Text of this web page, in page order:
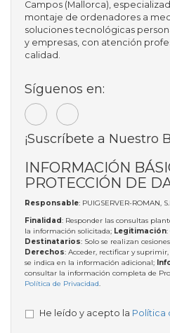
Campos (Mallorca),
montaje de ordenadores a
soluciones tecnológicas
y empresas, con atención
calidad.
Síguenos en:
¡Suscríbete a Nuestro
INFORMACIÓN
PROTECCIÓN DE
Responsable: PUIGSERVER-ROMAN,
Finalidad: Responder las consultas
la información solicitada; Legitimación:
Destinatarios: Solo se realizan
Derechos: Acceder, rectificar y
se indica en la información adicional;
consultar la información completa de
Política de Privacidad.
He leído y acepto la Política